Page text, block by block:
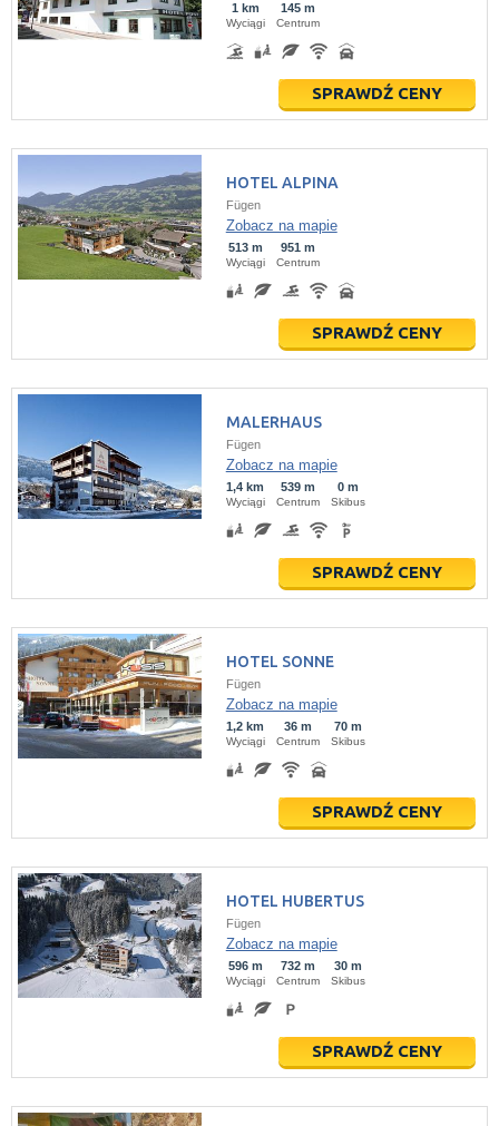
1 km
Wyciągi
145 m
Centrum
SPRAWDŹ CENY
HOTEL ALPINA
Fügen
Zobacz na mapie
513 m
Wyciągi
951 m
Centrum
SPRAWDŹ CENY
MALERHAUS
Fügen
Zobacz na mapie
1,4 km
Wyciągi
539 m
Centrum
0 m
Skibus
SPRAWDŹ CENY
HOTEL SONNE
Fügen
Zobacz na mapie
1,2 km
Wyciągi
36 m
Centrum
70 m
Skibus
SPRAWDŹ CENY
HOTEL HUBERTUS
Fügen
Zobacz na mapie
596 m
Wyciągi
732 m
Centrum
30 m
Skibus
SPRAWDŹ CENY